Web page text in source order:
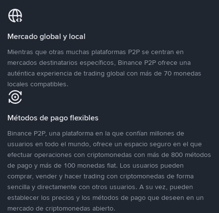
Mercado global y local
Mientras que otras muchas plataformas P2P se centran en
mercados destinatarios específicos, Binance P2P ofrece una
auténtica experiencia de trading global con más de 70 monedas
locales compatibles.
Métodos de pago flexibles
Binance P2P, una plataforma en la que confían millones de
usuarios en todo el mundo, ofrece un espacio seguro en el que
efectuar operaciones con criptomonedas con más de 800 métodos
de pago y más de 100 monedas fiat. Los usuarios pueden
comprar, vender y hacer trading con criptomonedas de forma
sencilla y directamente con otros usuarios. A su vez, pueden
establecer los precios y los métodos de pago que deseen en un
mercado de criptomonedas abierto.